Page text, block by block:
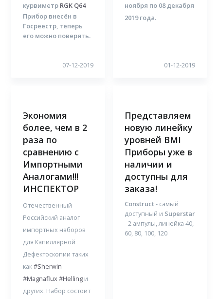
курвиметр RGK Q64
Прибор внесён в
Госреестр, теперь
его можно поверять.
07-12-2019
ноября по 08 декабря
2019 года.
01-12-2019
Экономия
более, чем в 2
раза по
сравнению с
Импортными
Аналогами!!!
ИНСПЕКТОР
Отечественный
Российский аналог
импортных наборов
для Капиллярной
Дефектоскопии таких
как#Sherwin
#Magnaflux#Helling и
других. Набор состоит
Представляем
новую линейку
уровней BMI
Приборы уже в
наличии и
доступны для
заказа!
Сonstruct- самый
доступный и Superstar
- 2 ампулы, линейка 40,
60, 80, 100, 120